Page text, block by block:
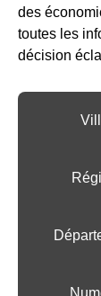
des
toutes les
décision